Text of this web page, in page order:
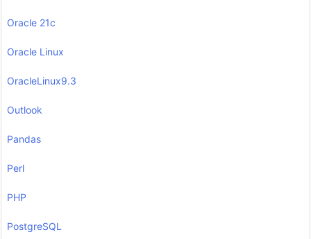
Oracle 21c
Oracle Linux
OracleLinux9.3
Outlook
Pandas
Perl
PHP
PostgreSQL